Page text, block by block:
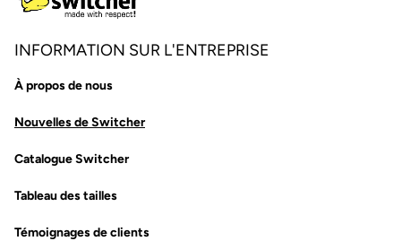
INFORMATION SUR L'ENTREPRISE
À propos de nous
Nouvelles de Switcher
Catalogue Switcher
Tableau des tailles
Témoignages de clients